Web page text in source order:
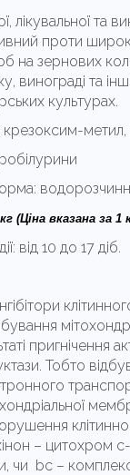
лікувальної та
проти
на зернових
винограді та
культурах.
крезоксим-
(Ціна вказана за 1
від 10 до 17 діб.
пригнічення
Тобто
– цитохром с-
чи bc –